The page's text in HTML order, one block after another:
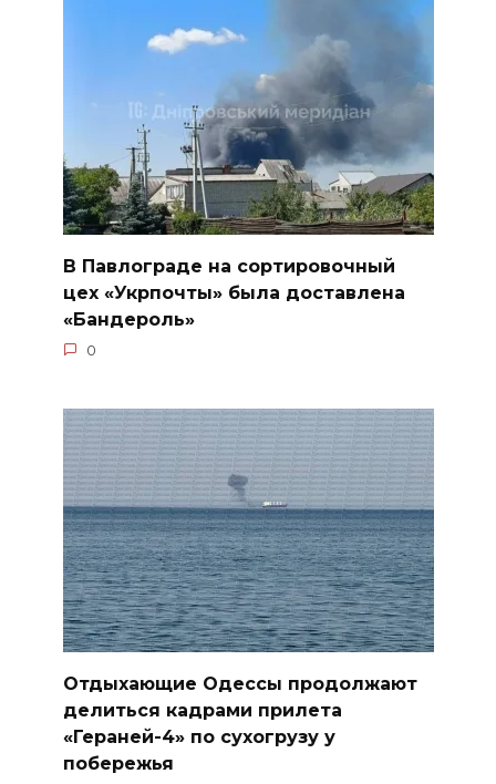
В Павлограде на сортировочный
цех «Укрпочты» была доставлена
«Бандероль»
0
Отдыхающие Одессы продолжают
делиться кадрами прилета
«Гераней-4» по сухогрузу у
побережья